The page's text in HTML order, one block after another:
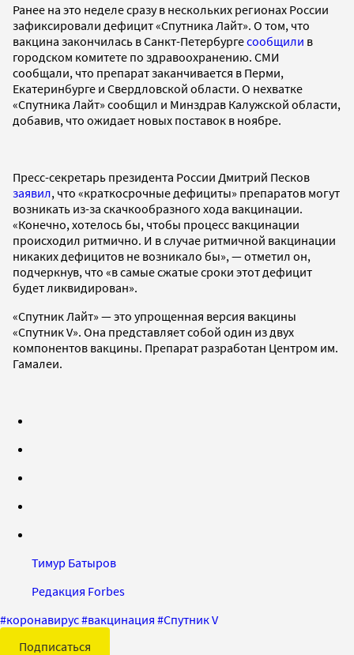
Ранее на это неделе сразу в нескольких регионах России
зафиксировали дефицит «Спутника Лайт». О том, что
вакцина закончилась в Санкт-Петербургесообщили в
городском комитете по здравоохранению. СМИ
сообщали, что препарат заканчивается в Перми,
Екатеринбурге и Свердловской области. О нехватке
«Спутника Лайт» сообщил и Минздрав Калужской области,
добавив, что ожидает новых поставок в ноябре.
Пресс-секретарь президента России Дмитрий Песков
заявил, что «краткосрочные дефициты» препаратов могут
возникать из-за скачкообразного хода вакцинации.
«Конечно, хотелось бы, чтобы процесс вакцинации
происходил ритмично. И в случае ритмичной вакцинации
никаких дефицитов не возникало бы», — отметил он,
подчеркнув, что «в самые сжатые сроки этот дефицит
будет ликвидирован».
«Спутник Лайт» — это упрощенная версия вакцины
«Спутник V». Она представляет собой один из двух
компонентов вакцины. Препарат разработан Центром им.
Гамалеи.
Тимур Батыров
Редакция Forbes
#коронавирус#вакцинация #Спутник V
Подписаться